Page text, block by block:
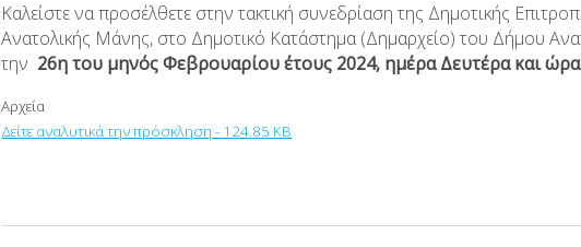
Καλείστε να προσέλθετε στην τακτική συνεδρίαση της Δημοτικής
Ανατολικής Μάνης, στο Δημοτικό Κατάστημα (Δημαρχείο) του Δήμου
την 26ητου μηνός Φεβρουαρίου έτους 2024, ημέρα Δευτέρα και
Αρχεία
Δείτε αναλυτικά την πρόσκληση - 124.85 KB